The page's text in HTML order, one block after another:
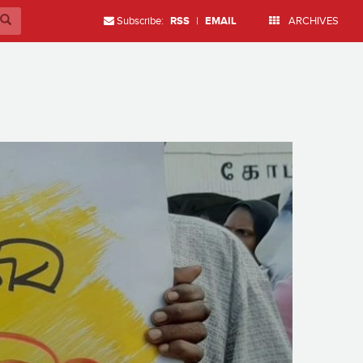
Subscribe: RSS | EMAIL ARCHIVES